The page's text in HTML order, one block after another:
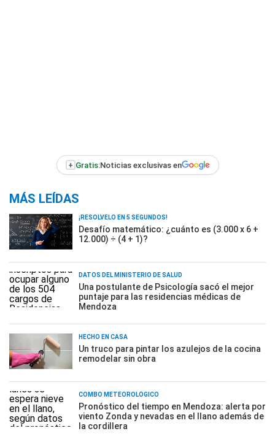
+ Gratis:Noticias exclusivas en
MÁS LEÍDAS
¡RESOLVELO EN 5 SEGUNDOS!
Desafío matemático: ¿cuánto es (3.000 x 6 +
12.000) ÷ (4 + 1)?
DATOS DEL MINISTERIO DE SALUD
Una postulante de Psicología sacó el mejor
puntaje para las residencias médicas de
Mendoza
HECHO EN CASA
Un truco para pintar los azulejos de la cocina
remodelar sin obra
COMBO METEOROLÓGICO
Pronóstico del tiempo en Mendoza: alerta por
viento Zonda y nevadas en el llano además de
la cordillera